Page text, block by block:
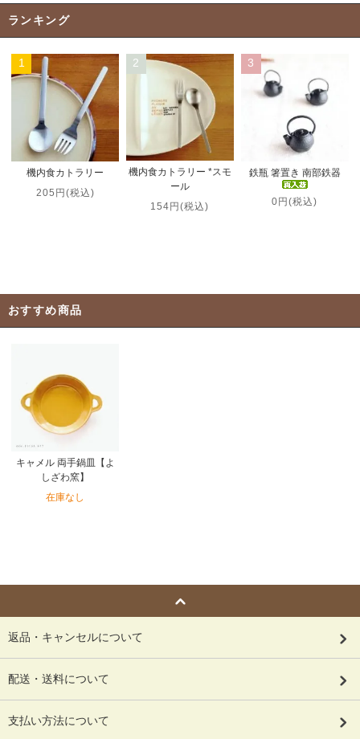
ランキング
1
機内食カトラリー
205円(税込)
2
機内食カトラリー *スモ
ール
154円(税込)
3
鉄瓶 箸置き 南部鉄器
0円(税込)
おすすめ商品
キャメル 両手鍋皿【よ
しざわ窯】
在庫なし
返品・キャンセルについて
配送・送料について
支払い方法について